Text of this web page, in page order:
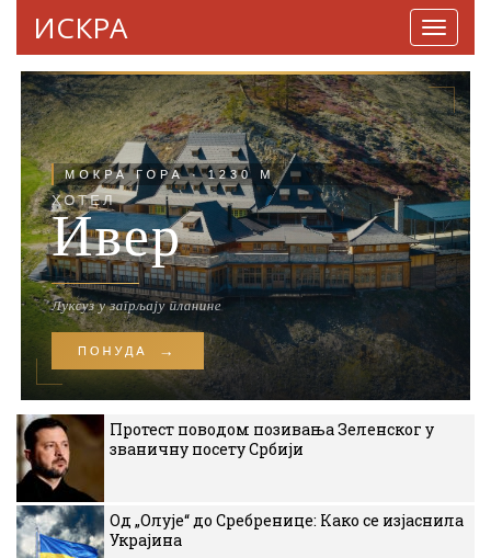
ИСКРА
Протест поводом позивања Зеленског у
званичну посету Србији
Од „Олује“ до Сребренице: Како се изјаснила
Украјина